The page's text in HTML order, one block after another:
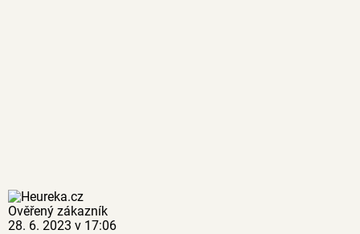
Ověřený zákazník
28. 6. 2023 v 17:06